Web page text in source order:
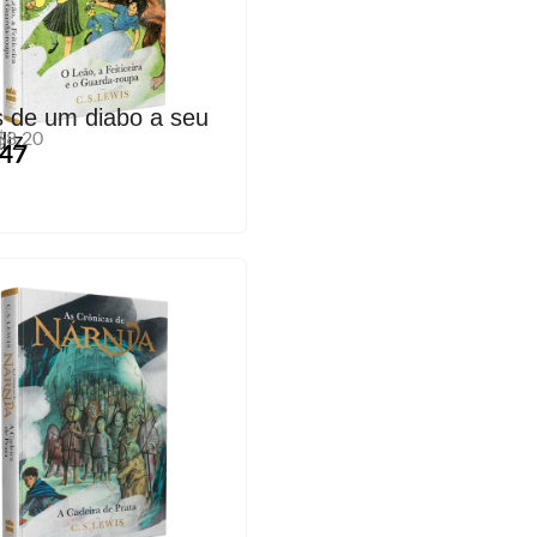
de um diabo a seu